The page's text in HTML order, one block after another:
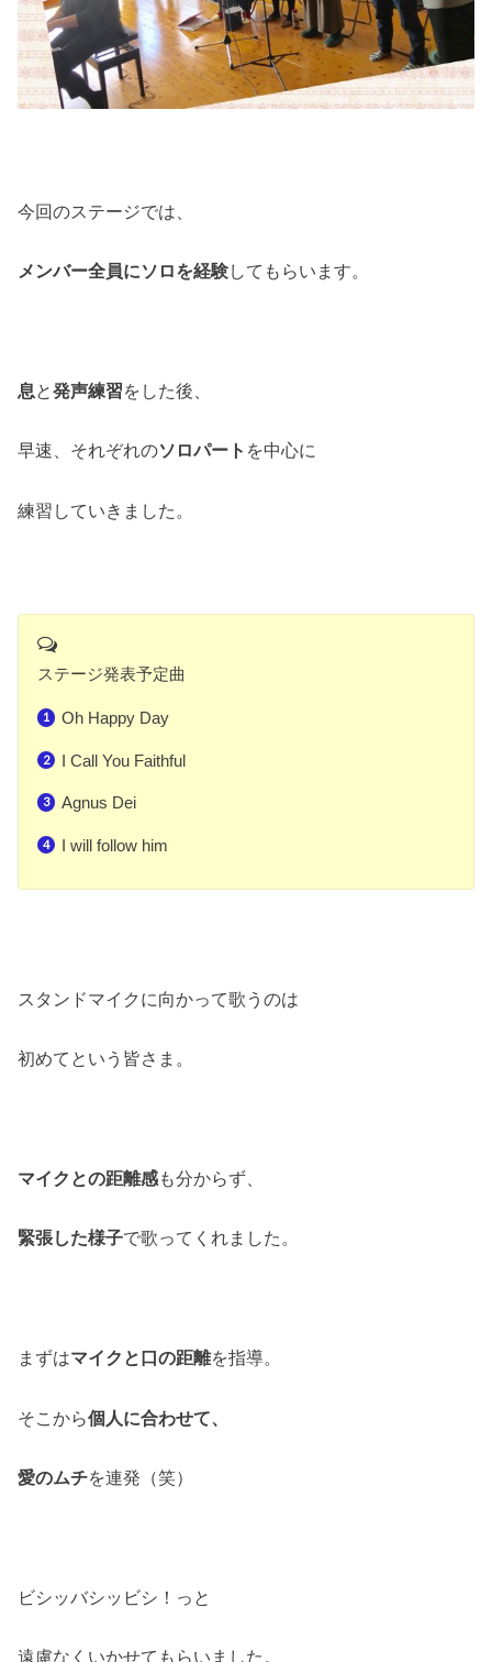
今回のステージでは、
メンバー全員にソロを経験してもらいます。
息と発声練習をした後、
早速、それぞれのソロパート を中心に
練習していきました。
ステージ発表予定曲
Oh Happy Day
I Call You Faithful
Agnus Dei
I will follow him
スタンドマイクに向かって歌うのは
初めてという皆さま。
マイクとの距離感も分からず、
緊張した様子で歌ってくれました。
まずはマイクと口の距離を指導。
そこから個人に合わせて、
愛のムチを連発（笑）
ビシッバシッビシ！っと
遠慮なくいかせてもらいました。